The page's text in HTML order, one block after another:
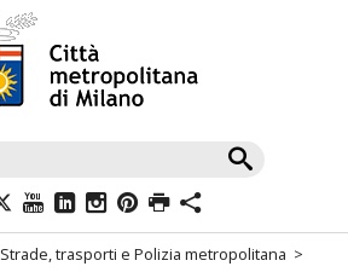
Strade, trasporti e Polizia metropolitana >